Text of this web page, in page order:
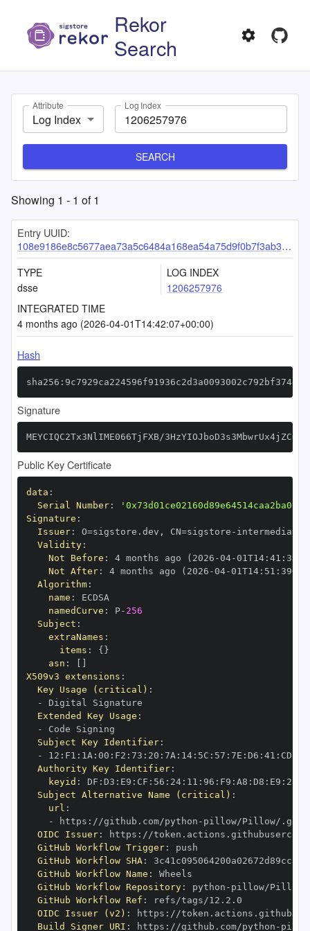
Rekor
Search
Attribute
Log Index
Log Index
SEARCH
Showing 1 - 1 of1
Entry UUID:
108e9186e8c5677aea73a5c6484a168ea54a75d9f0b7f3ab358092a0c802636482739c90b1f941ff
TYPE
dsse
LOG INDEX
1206257976
INTEGRATED TIME
4 months ago (2026-04-01T14:42:07+00:00)
Hash
Signature
MEYCIQC2Tx3NlIME066TjFXB/
Public Key Certificate
data :
Serial Number:
Signature :
Issuer: O=sigstore.dev , CN=sigstore -
Validity:
Not Before : 4 months ago (2026 -04-01T14: 41 :
Not After: 4 months ago (2026 -04-01T14: 51 : 39+00
Algorithm:
name :
namedCurve : P- 256
Subject :
extraNames :
items : { }
asn :
X509v3 extensions :
Key Usage (critical) :
-
Extended Key Usage :
-
Subject Key Identifier:
-
12 : F1 : 1A : 00 : F2 : 73 : 20 : 7A : 14: 5C : 57 : 7E : D6 : 41 : CD
Authority Key Identifier:
keyid : DF : D3 : E9 : CF : 56 : 24: 11 : 96 : F9 : A8 : D8 : E9 : 28
Subject Alternative Name (critical) :
url :
-
https : //github.com/python -
OIDC Issuer: https :
GitHub Workflow Trigger:
GitHub Workflow SHA:
GitHub Workflow Name :
GitHub Workflow Repository: python -
GitHub Workflow Ref :
OIDC Issuer (v2) : https :
Build Signer URI : https : //github.com/python -